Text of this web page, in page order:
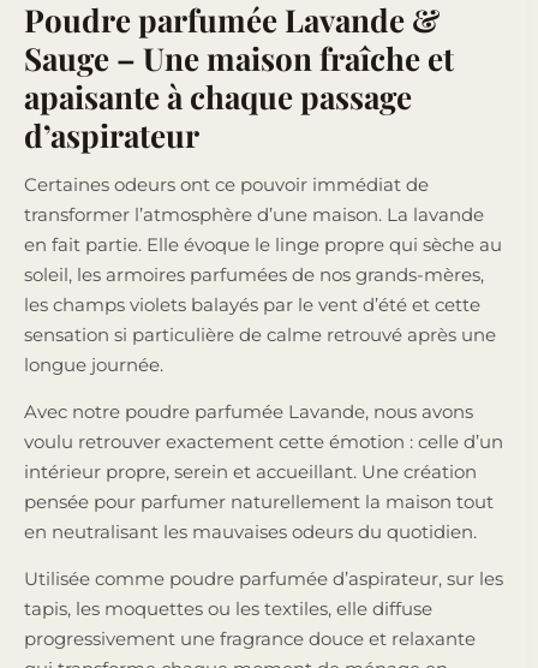
Poudre parfumée Lavande &
Sauge – Une maison fraîche et
apaisante à chaque passage
d’aspirateur
Certaines odeurs ont ce pouvoir immédiat de
transformer l’atmosphère d’une maison. La lavande
en fait partie. Elle évoque le linge propre qui sèche au
soleil, les armoires parfumées de nos grands-mères,
les champs violets balayés par le vent d’été et cette
sensation si particulière de calme retrouvé après une
longue journée.
Avec notre poudre parfumée Lavande, nous avons
voulu retrouver exactement cette émotion : celle d’un
intérieur propre, serein et accueillant. Une création
pensée pour parfumer naturellement la maison tout
en neutralisant les mauvaises odeurs du quotidien.
Utilisée comme poudre parfumée d’aspirateur, sur les
tapis, les moquettes ou les textiles, elle diffuse
progressivement une fragrance douce et relaxante